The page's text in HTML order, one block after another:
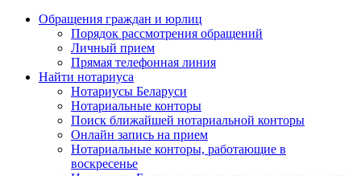
Обращения граждан и юрлиц
Порядок рассмотрения обращений
Личный прием
Прямая телефонная линия
Найти нотариуса
Нотариусы Беларуси
Нотариальные конторы
Поиск ближайшей нотариальной конторы
Онлайн запись на прием
Нотариальные конторы, работающие в
воскресенье